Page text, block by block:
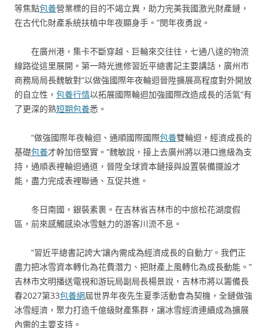
等焦點包養營業標的目的不竭立異，助力完美我國激光財產鏈，
在古代化財產系統扶植中年夜顯身手。”閔年夜勇說。
在廣州港，集卡不斷穿越、巨輪來交往往，七通八達的物流
線路從這里展開。第一時光進修習近平總書記主要講話，廣州市
商務局局長魏敏對“以做強國際年夜輪迴晉陞擴展高程度對外開放
的自立性， 包養行情以拓展國際輪迴加強國際改造成長的活氣”有
了更深的熟短期包養悉。
“做強國際年夜輪迴、通順國際國際包養雙輪迴，經濟成長的
基礎包養才幹加倍堅實。”魏敏說，接上去廣州將以港口進級為支
持，通順表裡輪迴通道，晉陞全球資本鏈接與設置裝備擺設才
能，盡力完成表裡聯通、互促共進。
冬日南國，銀裝素裹。在吉林省吉林市的中旅松花湖度假
區，前來感觸感染冰雪魅力的游客川流不息。
“習近平總書記誇大‘讓內需成為經濟成長的自動力’。我們正
盡力把冰雪資本轉化為花費潛力、把財產上風轉化為成長動能。”
吉林市文明播送電視和游玩局副局長楊景說，吉林市將以籌備長
春2027第33包養網屆世界年夜先生夏季活動會為契機，全鏈做強
冰雪經濟，聚力打造千億級財產集群，讓冰雪經濟連續成為擴展
內需的主要支持。